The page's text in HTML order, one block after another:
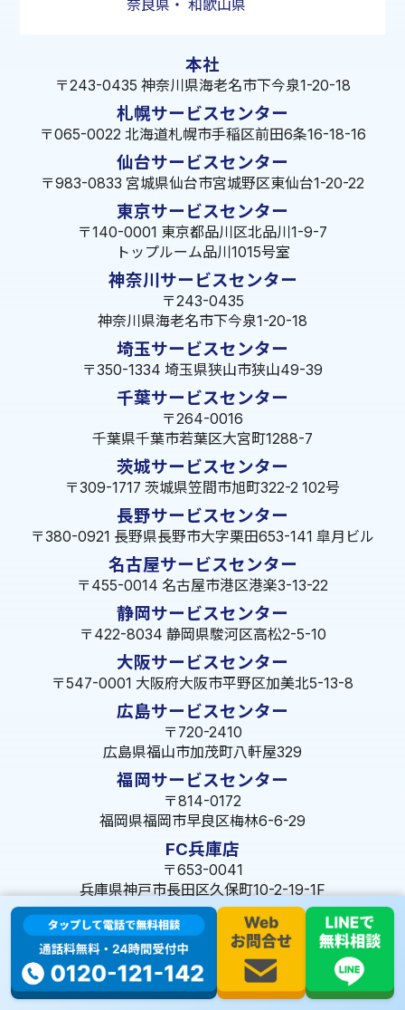
奈良県 ・ 和歌山県
本社
〒243-0435 神奈川県海老名市下今泉1-20-18
札幌サービスセンター
〒065-0022 北海道札幌市手稲区前田6条16-18-16
仙台サービスセンター
〒983-0833 宮城県仙台市宮城野区東仙台1-20-22
東京サービスセンター
〒140-0001 東京都品川区北品川1-9-7
トップルーム品川1015号室
神奈川サービスセンター
〒243-0435
神奈川県海老名市下今泉1-20-18
埼玉サービスセンター
〒350-1334 埼玉県狭山市狭山49-39
千葉サービスセンター
〒264-0016
千葉県千葉市若葉区大宮町1288-7
茨城サービスセンター
〒309-1717 茨城県笠間市旭町322-2 102号
長野サービスセンター
〒380-0921 長野県長野市大字栗田653-141 皐月ビル
名古屋サービスセンター
〒455-0014 名古屋市港区港楽3-13-22
静岡サービスセンター
〒422-8034 静岡県駿河区高松2-5-10
大阪サービスセンター
〒547-0001 大阪府大阪市平野区加美北5-13-8
広島サービスセンター
〒720-2410
広島県福山市加茂町八軒屋329
福岡サービスセンター
〒814-0172
福岡県福岡市早良区梅林6-6-29
FC兵庫店
〒653-0041
兵庫県神戸市長田区久保町10-2-19-1F
© 2023 株式会社ミズテック All Rights Reserved.